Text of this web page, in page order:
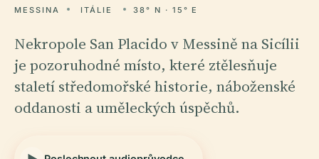
MESSINA ITÁLIE 38° N · 15° E
Nekropole San Placido v Messině na Sicílii
je pozoruhodné místo, které ztělesňuje
staletí středomořské historie, náboženské
oddanosti a uměleckých úspěchů.